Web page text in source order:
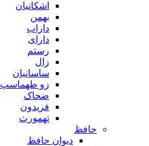
اشکانیان
بهمن
داراب
دارای
رستم
زال
ساسانیان
زو طهماسپ‏
ضحاک
فریدون
تهمورث
حافظ
دیوان حافظ